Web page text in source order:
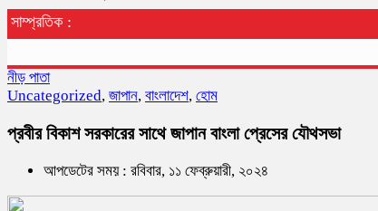
সাম্প্রতিক :
নীড় পাতা
Uncategorized, জাপান, বাংলাদেশ, হোম
প্রবীর বিকাশ সরকারের সাথে জাপান বাংলা প্রেসের যৌথসভা
আপডেটের সময় : রবিবার, ১১ ফেব্রুয়ারী, ২০২৪